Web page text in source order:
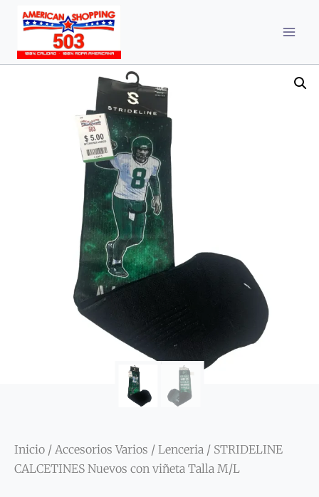
Inicio / Accesorios Varios / Lenceria / STRIDELINE
CALCETINES Nuevos con viñeta Talla M/L